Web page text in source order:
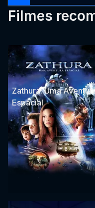
Filmes
Zathura: Uma
Espacial